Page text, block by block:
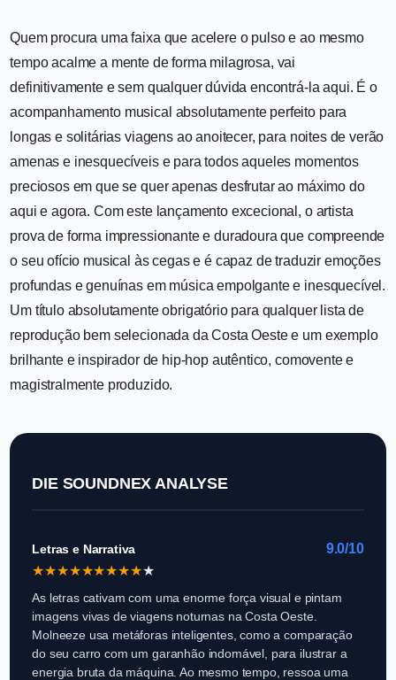
Quem procura uma faixa que acelere o pulso e ao mesmo
tempo acalme a mente de forma milagrosa, vai
definitivamente e sem qualquer dúvida encontrá-la aqui. É o
acompanhamento musical absolutamente perfeito para
longas e solitárias viagens ao anoitecer, para noites de verão
amenas e inesquecíveis e para todos aqueles momentos
preciosos em que se quer apenas desfrutar ao máximo do
aqui e agora. Com este lançamento excecional, o artista
prova de forma impressionante e duradoura que compreende
o seu ofício musical às cegas e é capaz de traduzir emoções
profundas e genuínas em música empolgante e inesquecível.
Um título absolutamente obrigatório para qualquer lista de
reprodução bem selecionada da Costa Oeste e um exemplo
brilhante e inspirador de hip-hop autêntico, comovente e
magistralmente produzido.
DIE SOUNDNEX ANALYSE
Letras e Narrativa
9.0/10
★★★★★★★★★★
As letras cativam com uma enorme força visual e pintam
imagens vivas de viagens noturnas na Costa Oeste.
Molneeze usa metáforas inteligentes, como a comparação
do seu carro com um garanhão indomável, para ilustrar a
energia bruta da máquina. Ao mesmo tempo, ressoa uma